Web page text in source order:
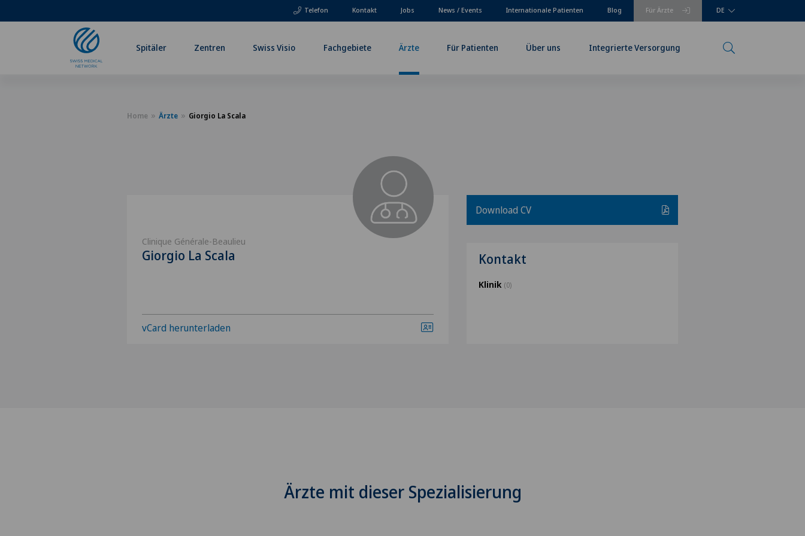
Telefon Für Ärzte
Kontakt Jobs News / Events Internationale Patienten Blog DE
Spitäler Zentren Swiss Visio Fachgebiete Ärzte Für Patienten Über uns Integrierte Versorgung
Home Ärzte Giorgio La Scala
Clinique Générale-Beaulieu
Giorgio La Scala
vCard herunterladen
Download CV
Kontakt
Klinik (0)
Ärzte mit dieser Spezialisierung